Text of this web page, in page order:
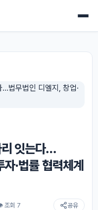
리 잇는다…
·법률 협력체계
조회 7 공유